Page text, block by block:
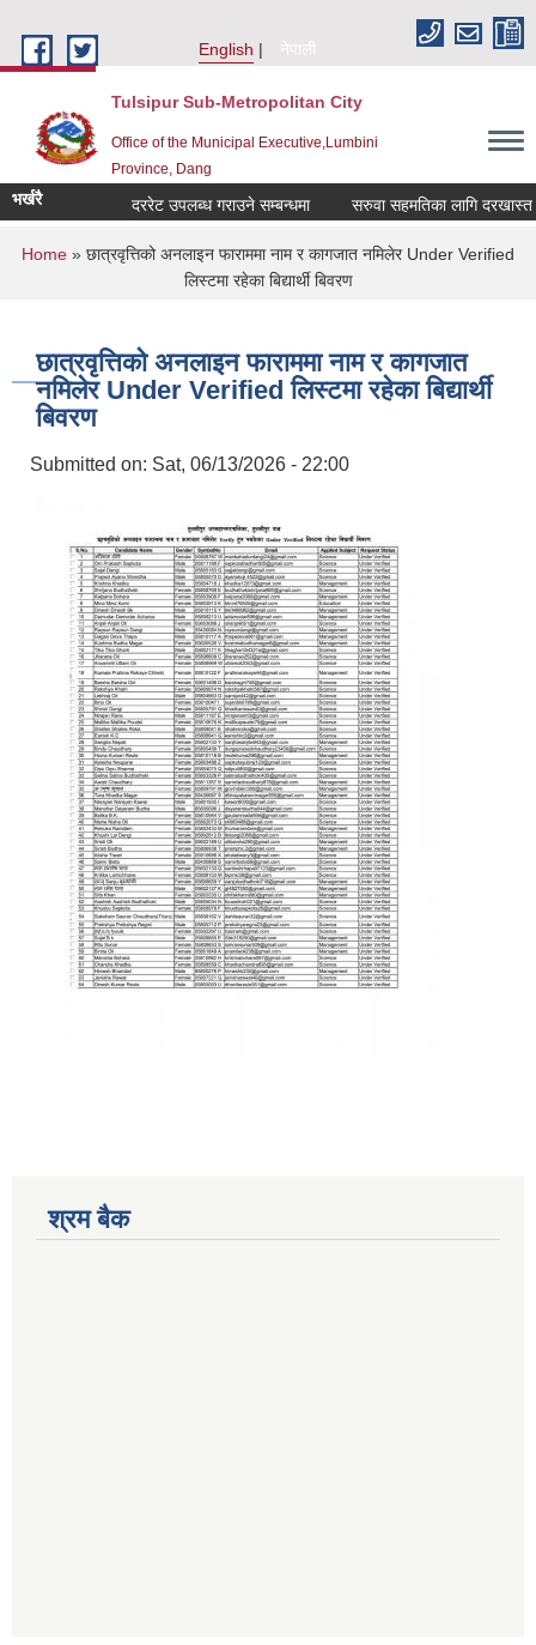
English
नेपाली
Tulsipur Sub-Metropolitan City
Office of the Municipal Executive,Lumbini
Province, Dang
भर्खरै दररेट उपलब्ध गराउने सम्बन्धमा सरुवा सहमतिका लागि दरखास्त
You are here
Home » छात्रवृत्तिको अनलाइन फाराममा नाम र कागजात नमिलेर Under Verified
लिस्टमा रहेका बिद्यार्थी बिवरण
छात्रवृत्तिको अनलाइन फाराममा नाम र कागजात
नमिलेर Under Verified लिस्टमा रहेका बिद्यार्थी
बिवरण
Submitted on: Sat, 06/13/2026 - 22:00
श्रम बैक